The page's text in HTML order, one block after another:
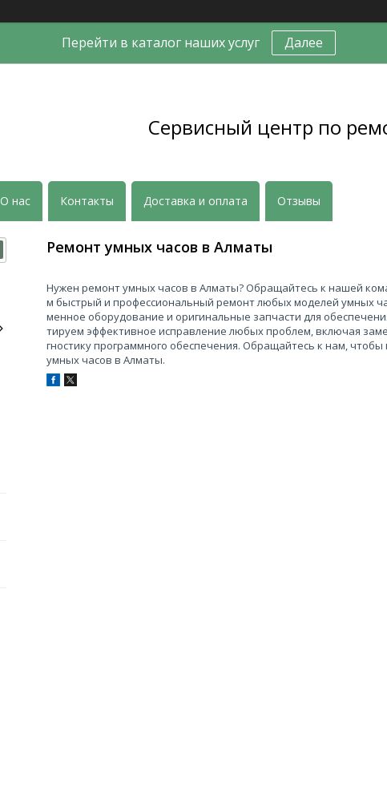
Перейти в каталог наших услуг Далее
Сервисный центр по
О нас Контакты Доставка и оплата Отзывы
Ремонт умных часов в Алматы
Нужен ремонт умных часов в Алматы? Обращайтесь к нашей
м быстрый и профессиональный ремонт любых моделей умных
менное оборудование и оригинальные запчасти для
тируем эффективное исправление любых проблем, включая
гностику программного обеспечения. Обращайтесь к нам,
умных часов в Алматы.